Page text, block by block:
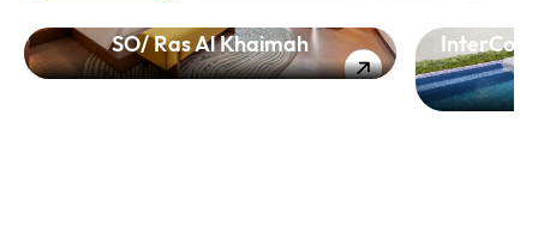
SO/ Ras Al Khaimah